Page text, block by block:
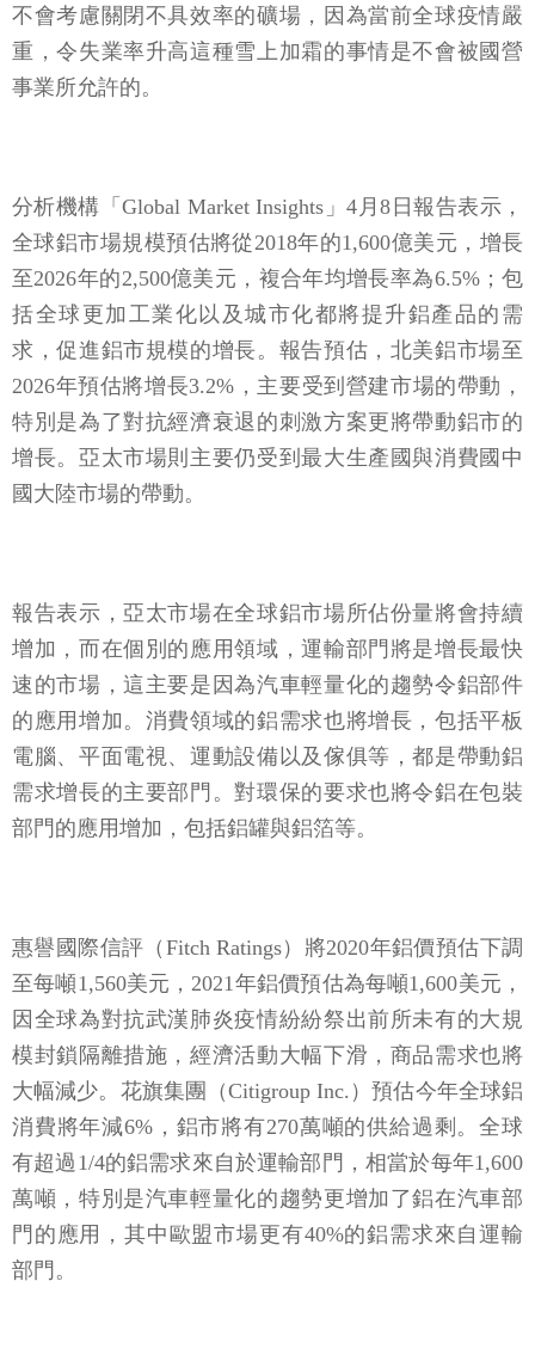
不會考慮關閉不具效率的礦場，因為當前全球疫情嚴
重，令失業率升高這種雪上加霜的事情是不會被國營
事業所允許的。
分析機構「Global Market Insights」4月8日報告表示，
全球鋁市場規模預估將從2018年的1,600億美元，增長
至2026年的2,500億美元，複合年均增長率為6.5%；包
括全球更加工業化以及城市化都將提升鋁產品的需
求，促進鋁市規模的增長。報告預估，北美鋁市場至
2026年預估將增長3.2%，主要受到營建市場的帶動，
特別是為了對抗經濟衰退的刺激方案更將帶動鋁市的
增長。亞太市場則主要仍受到最大生產國與消費國中
國大陸市場的帶動。
報告表示，亞太市場在全球鋁市場所佔份量將會持續
增加，而在個別的應用領域，運輸部門將是增長最快
速的市場，這主要是因為汽車輕量化的趨勢令鋁部件
的應用增加。消費領域的鋁需求也將增長，包括平板
電腦、平面電視、運動設備以及傢俱等，都是帶動鋁
需求增長的主要部門。對環保的要求也將令鋁在包裝
部門的應用增加，包括鋁罐與鋁箔等。
惠譽國際信評（Fitch Ratings）將2020年鋁價預估下調
至每噸1,560美元，2021年鋁價預估為每噸1,600美元，
因全球為對抗武漢肺炎疫情紛紛祭出前所未有的大規
模封鎖隔離措施，經濟活動大幅下滑，商品需求也將
大幅減少。花旗集團（Citigroup Inc.）預估今年全球鋁
消費將年減6%，鋁市將有270萬噸的供給過剩。全球
有超過1/4的鋁需求來自於運輸部門，相當於每年1,600
萬噸，特別是汽車輕量化的趨勢更增加了鋁在汽車部
門的應用，其中歐盟市場更有40%的鋁需求來自運輸
部門。